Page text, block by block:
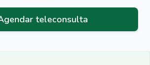
teleconsulta